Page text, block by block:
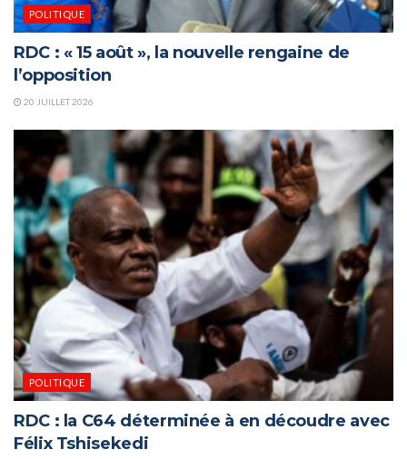
POLITIQUE
RDC : « 15 août », la nouvelle rengaine de
l’opposition
20 JUILLET 2026
POLITIQUE
RDC : la C64 déterminée à en découdre avec
Félix Tshisekedi